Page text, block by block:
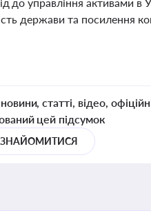
держави та посилення
статті, відео,
цей підсумок